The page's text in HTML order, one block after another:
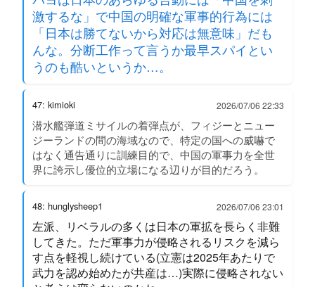
激するな」で中国の明確な軍事的行為には
「日本は勝てないから対応は無意味」だも
んな。分断工作って言うか最早スパイとい
うのも酷いというか…。
47: kimioki 2026/07/06 22:33
潜水艦弾道ミサイルの着弾点が、フィジーとニュー
ジーランドの間の海域なので、特定の国への威嚇で
はなく通告通りに訓練目的で、中国の軍事力を全世
界に誇示し優位的立場になる辺りが目的だろう。
48: hunglysheep1 2026/07/06 23:01
左派、リベラルの多くは日本の軍拡を長らく非難
してきた。ただ軍事力が侵略されるリスクを減ら
す点を軽視し続けている(立憲は2025年あたりで
武力を認め始めたが共産は…)実際に侵略されない